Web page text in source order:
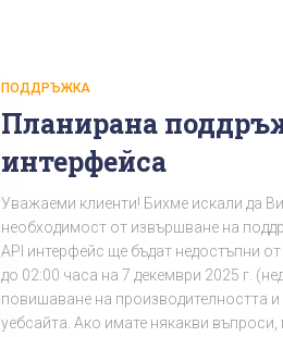
ПОДДРЪЖКА
Планирана
интерфейса
Уважаеми клиенти! Бихме искали да
необходимост от извършване на
API интерфейс ще бъдат недостъпни
до 02:00 часа на 7 декември 2025 г.
повишаване на производителността
уебсайта. Ако имате някакви